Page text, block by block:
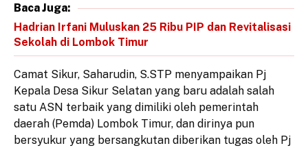
Baca Juga:
Hadrian Irfani Muluskan 25 Ribu PIP dan Revitalisasi
Sekolah di Lombok Timur
Camat Sikur, Saharudin, S.STP menyampaikan Pj
Kepala Desa Sikur Selatan yang baru adalah salah
satu ASN terbaik yang dimiliki oleh pemerintah
daerah (Pemda) Lombok Timur, dan dirinya pun
bersyukur yang bersangkutan diberikan tugas oleh Pj